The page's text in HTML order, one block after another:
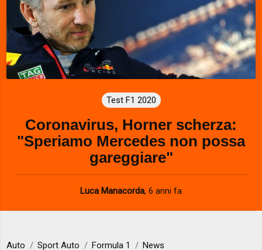
Test F1 2020
Coronavirus, Horner scherza:
"Speriamo Mercedes non possa
gareggiare"
Luca Manacorda, 6 anni fa
Auto Sport Auto Formula 1 News